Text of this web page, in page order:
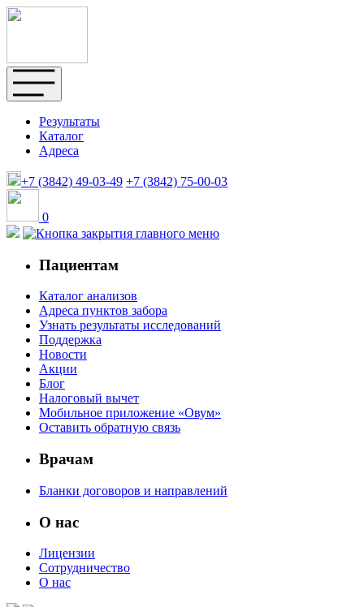
Результаты
Каталог
Адреса
+7 (3842) 49-03-49 +7 (3842) 75-00-03
0
Пациентам
Каталог анализов
Адреса пунктов забора
Узнать результаты исследований
Поддержка
Новости
Акции
Блог
Налоговый вычет
Мобильное приложение «Овум»
Оставить обратную связь
Врачам
Бланки договоров и направлений
О нас
Лицензии
Сотрудничество
О нас